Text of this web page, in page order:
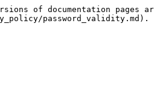
of documentation pages
password_validity.md).